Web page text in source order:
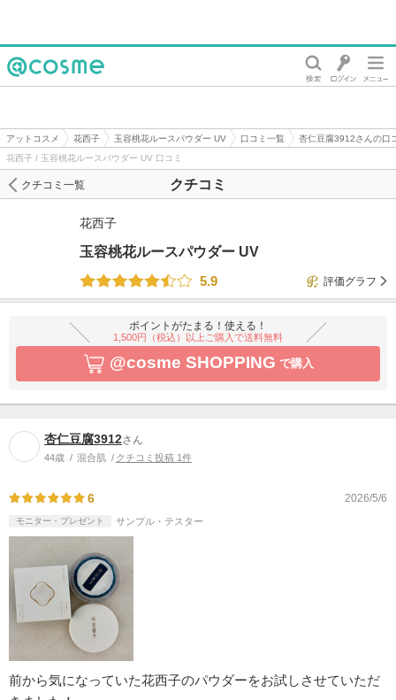
アットコスメ 花西子 玉容桃花ルースパウダー UV 口コミ一覧
杏仁豆腐3912さんの口
花西子 / 玉容桃花ルースパウダー UV 口コミ
クチコミ
クチコミ一覧
花西子
玉容桃花ルースパウダー UV
5.9
評価グラフ
ポイントがたまる！使える！
1,500円（税込）以上ご購入で送料無料
@cosme SHOPPING で購入
杏仁豆腐3912さん
44歳 混合肌 クチコミ投稿 1件
6 2026/5/6
モニター・プレゼント サンプル・テスター
前から気になっていた花西子のパウダーをお試しさせていただ